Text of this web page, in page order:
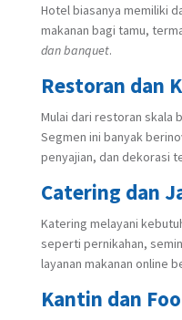
Hotel biasanya memiliki
makanan bagi tamu,
dan banquet.
Restoran dan
Mulai dari restoran skala
Segmen ini banyak
penyajian, dan dekorasi
Catering dan
Katering melayani
seperti pernikahan,
layanan makanan online
Kantin dan